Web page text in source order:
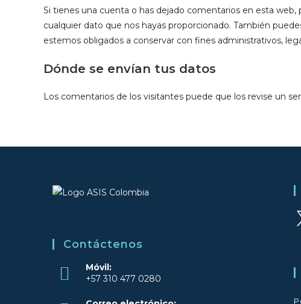
Si tienes una cuenta o has dejado comentarios en esta
cualquier dato que nos hayas proporcionado. También
estemos obligados a conservar con fines administrativos,
Dónde se envían tus datos
Los comentarios de los visitantes puede que los revise un
Contáctenos
Móvil:
+57 310 477 0280